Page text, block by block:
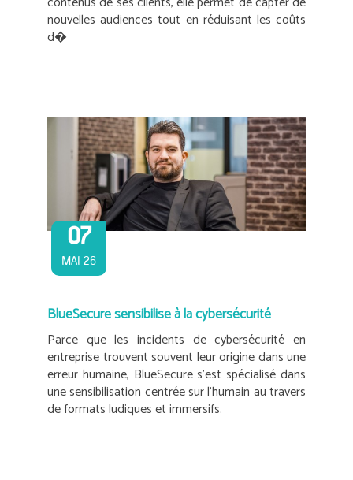
nouvelles audiences tout en réduisant les coûts
d�
07
MAI 26
BlueSecure sensibilise à la cybersécurité
Parce que les incidents de cybersécurité en
entreprise trouvent souvent leur origine dans une
erreur humaine, BlueSecure s’est spécialisé dans
une sensibilisation centrée sur l’humain au travers
de formats ludiques et immersifs.